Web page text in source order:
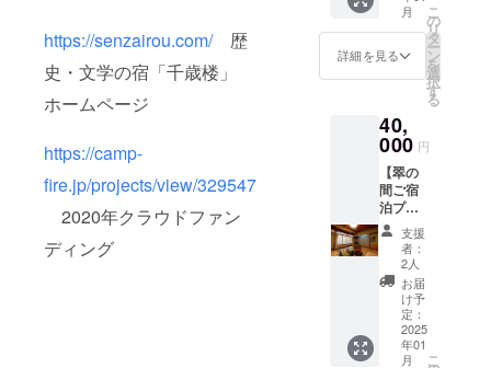
https://senzairou.com/歴
史・文学の宿「千歳楼」
ホームページ
https://camp-
fire.jp/projects/view/329547
2020年クラウドファン
ディング
けした
いと思
いま
す。
是非記
歳楼オ
リジナ
ルタオ
ルをお
求めく
ださ
い。
大正、
昭和初
じて多
くの著
が訪問
してく
ださっ
ていま
す。
そのな
かで宿
帳代わ
りに巻
物に書
や絵画
を残し
てくだ
さって
いる方
ESSEN
CE 千
様ラン
チコー
・千
歳楼の
地元で
とれる
食材を
もちい
て開発
した特
別ラン
チコー
スです
・ご
予約可
能期間
間：
2025年
以降
り）
・掲
載方
法：文
字のみ
■千歳楼
で使用
してい
る薬草
入浴剤
（３
パッ
ク）、
薬草茶
プレー
トにし
て松の
す。
備考欄
へ希望
名をご
記入く
ださい
（ご辞
退され
る場合
はその
旨ご記
入くだ
さい）
・掲
ルを送
信させ
ていた
だきま
す。 ■
頂いた
皆様全
員のお
名前
（個人
名、法
人名）
を記念
プレー
トにし
て松の
間に飾
らせて
頂きま
月
詳細を見る
こ
の
リ
タ
ー
ン
を
選
択
す
る
40,
000 円
【翠の
間ご宿
泊プラ
ン（2名
様）】
■心から
の感謝
の気持
ちを込
めお礼
のメー
支援
者：
2人
お届
け予
定：
2025
年01
月
こ